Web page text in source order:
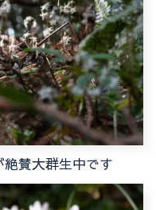
賛大群生中です